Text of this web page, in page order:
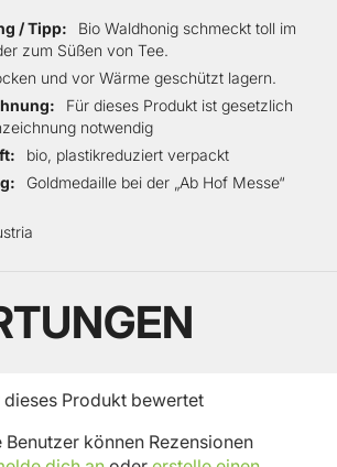
/ Tipp
Bio Waldhonig schmeckt toll im
zum Süßen von Tee.
und vor Wärme geschützt lagern.
Für dieses Produkt ist gesetzlich
notwendig
bio, plastikreduziert verpackt
Goldmedaille bei der „Ab Hof Messe“
dieses Produkt bewertet
können Rezensionen